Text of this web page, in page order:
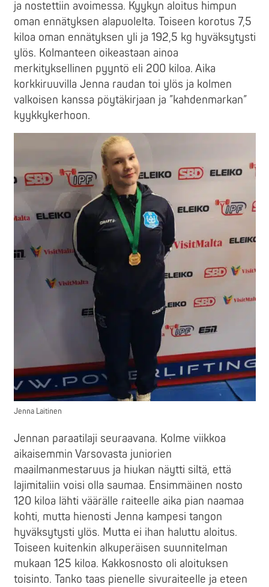
ja nostettiin avoimessa. Kyykyn aloitus himpun
oman ennätyksen alapuolelta. Toiseen korotus 7,5
kiloa oman ennätyksen yli ja 192,5 kg hyväksytysti
ylös. Kolmanteen oikeastaan ainoa
merkityksellinen pyyntö eli 200 kiloa. Aika
korkkiruuvilla Jenna raudan toi ylös ja kolmen
valkoisen kanssa pöytäkirjaan ja ”kahdenmarkan”
kyykkykerhoon.
Jenna Laitinen
Jennan paraatilaji seuraavana. Kolme viikkoa
aikaisemmin Varsovasta juniorien
maailmanmestaruus ja hiukan näytti siltä, että
lajimitaliin voisi olla saumaa. Ensimmäinen nosto
120 kiloa lähti väärälle raiteelle aika pian naamaa
kohti, mutta hienosti Jenna kampesi tangon
hyväksytysti ylös. Mutta ei ihan haluttu aloitus.
Toiseen kuitenkin alkuperäisen suunnitelman
mukaan 125 kiloa. Kakkosnosto oli aloituksen
toisinto. Tanko taas pienelle sivuraiteelle ja eteen